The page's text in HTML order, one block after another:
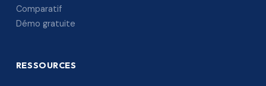
Comparatif
Démo gratuite
RESSOURCES